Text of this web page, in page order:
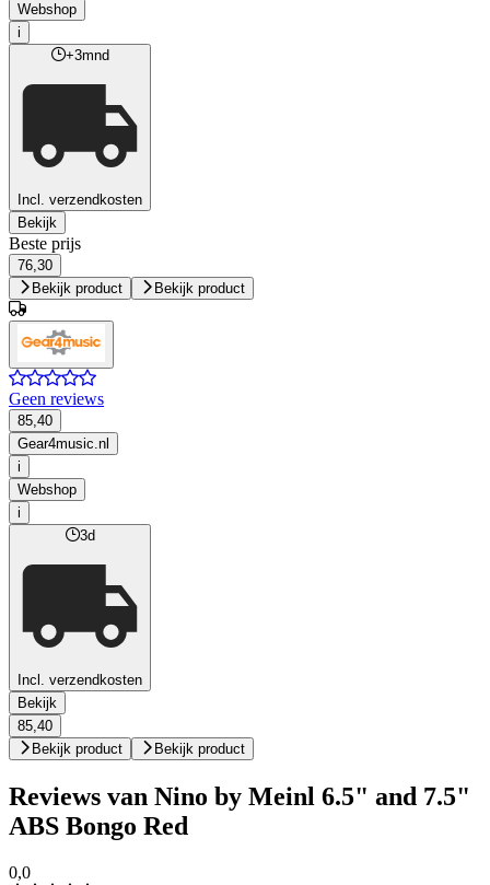
Webshop
i
+3mnd
Incl. verzendkosten
Bekijk
Beste prijs
76,30
Bekijk product
Bekijk product
Geen reviews
85,40
Gear4music.nl
i
Webshop
i
3d
Incl. verzendkosten
Bekijk
85,40
Bekijk product
Bekijk product
Reviews van Nino by Meinl 6.5" and 7.5"
ABS Bongo Red
0,0